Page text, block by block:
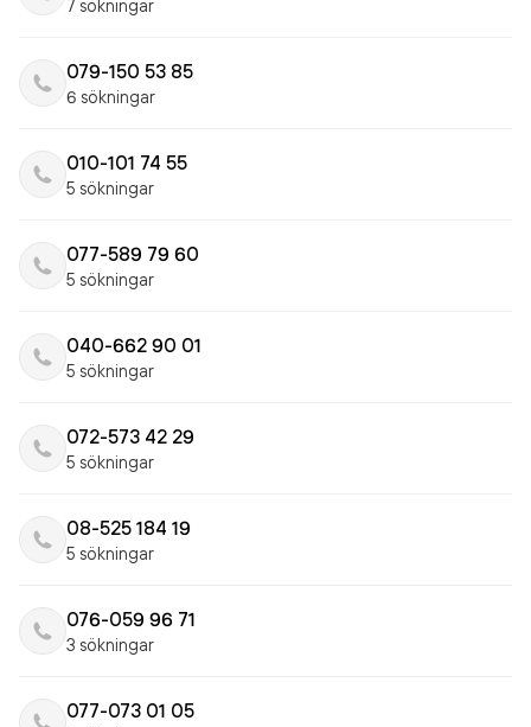
7 sökningar
079-150 53 85
6 sökningar
010-101 74 55
5 sökningar
077-589 79 60
5 sökningar
040-662 90 01
5 sökningar
072-573 42 29
5 sökningar
08-525 184 19
5 sökningar
076-059 96 71
3 sökningar
077-073 01 05